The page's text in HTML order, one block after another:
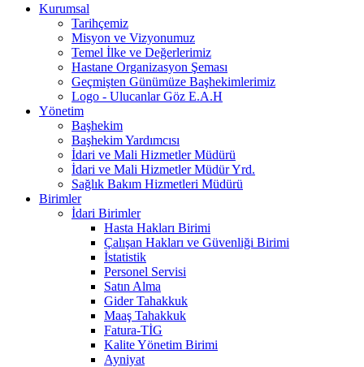
Kurumsal
Tarihçemiz
Misyon ve Vizyonumuz
Temel İlke ve Değerlerimiz
Hastane Organizasyon Şeması
Geçmişten Günümüze Başhekimlerimiz
Logo - Ulucanlar Göz E.A.H
Yönetim
Başhekim
Başhekim Yardımcısı
İdari ve Mali Hizmetler Müdürü
İdari ve Mali Hizmetler Müdür Yrd.
Sağlık Bakım Hizmetleri Müdürü
Birimler
İdari Birimler
Hasta Hakları Birimi
Çalışan Hakları ve Güvenliği Birimi
İstatistik
Personel Servisi
Satın Alma
Gider Tahakkuk
Maaş Tahakkuk
Fatura-TİG
Kalite Yönetim Birimi
Ayniyat